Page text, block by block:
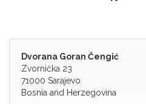
Dvorana Goran Čengić
Zvornička 23
71000 Sarajevo
Bosnia and Herzegovina